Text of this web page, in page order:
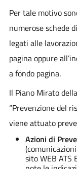
Per tale motivo
numerose schede
legati alle
pagina oppure
a fondo pagina.
Il Piano Mirato
“Prevenzione del
viene attuato
Azioni di
sito WEB ATS